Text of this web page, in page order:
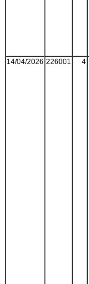
14/04/2026 226001 4